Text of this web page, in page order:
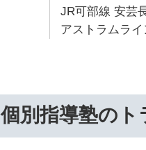
JR可部線 安芸
アストラムラ
個別指導塾のト